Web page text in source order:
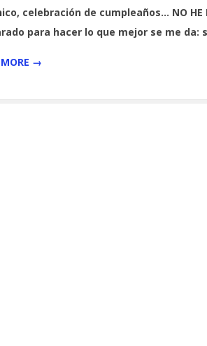
celebración de cumpleaños… NO HE
para hacer lo que mejor se me da:
MORE →